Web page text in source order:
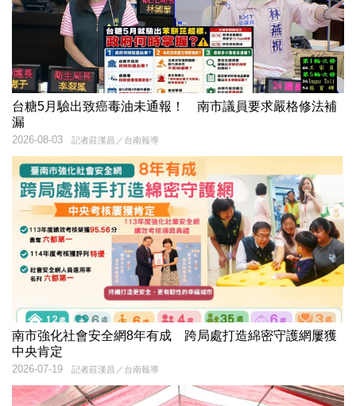
台糖5月驗出致癌毒油未通報！ 南市議員要求嚴格修法補
漏
記者莊漢昌／台南報導
2026-08-03
南市強化社會安全網8年有成 跨局處打造綿密守護網屢獲
中央肯定
記者莊漢昌／台南報導
2026-07-19